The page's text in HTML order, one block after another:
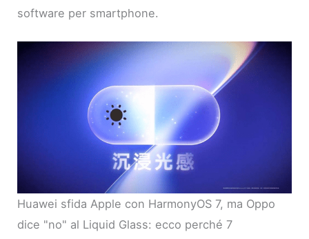
software per smartphone.
Huawei sfida Apple con HarmonyOS 7, ma Oppo
dice "no" al Liquid Glass: ecco perché 7